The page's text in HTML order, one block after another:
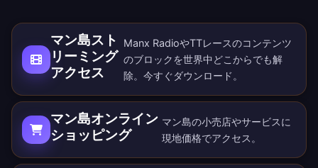
マン島スト
リーミング
アクセス
Manx RadioやTTレースのコンテンツ
のブロックを世界中どこからでも解
除。 今すぐダウンロード 。
マン島オンライン
ショッピング
マン島の小売店やサービスに
現地価格でアクセス。